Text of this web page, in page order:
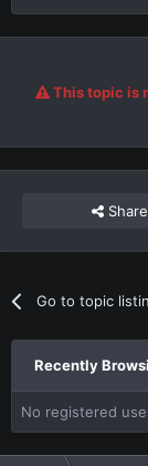
This topic is
Share
Go to topic
Recently
No registered